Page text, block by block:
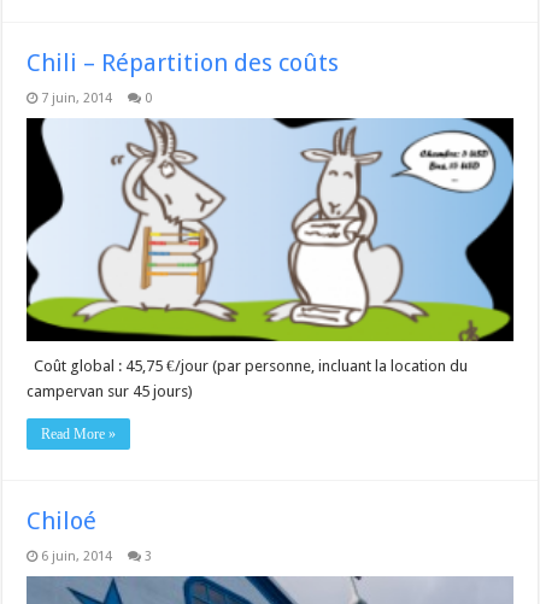
Chili – Répartition des coûts
7 juin, 2014 0
Coût global : 45,75 €/jour (par personne, incluant la location du
campervan sur 45 jours)
Read More »
Chiloé
6 juin, 2014 3